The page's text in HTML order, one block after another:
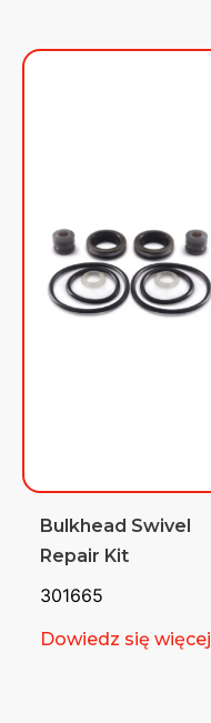
Bulkhead Swivel
Repair Kit
301665
Dowiedz się więcej